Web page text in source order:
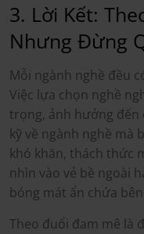
3. Lời Kết:
Nhưng Đừng
Mỗi ngành nghề đều
Việc lựa chọn nghề
trọng, ảnh hưởng đến
kỹ về ngành nghề mà
khó khăn, thách thức
nhìn vào vẻ bề ngoài
bóng mát ẩn chứa
Theo đuổi đam mê là